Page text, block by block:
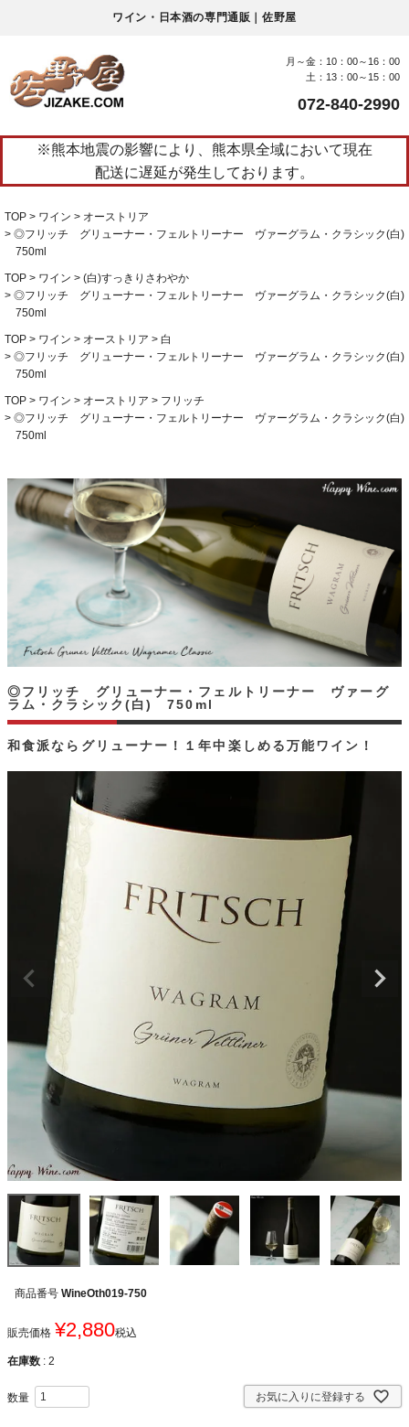
ワイン・日本酒の専門通販｜佐野屋
月～金：10：00～16：00
土：13：00～15：00
072-840-2990
※熊本地震の影響により、熊本県全域において現在
配送に遅延が発生しております。
TOP ワイン
オーストリア
◎フリッチ グリューナー・フェルトリーナー ヴァーグラム・クラシック(白)
750ml
TOP ワイン
(白)すっきりさわやか
◎フリッチ グリューナー・フェルトリーナー ヴァーグラム・クラシック(白)
750ml
TOP ワイン オーストリア
白
◎フリッチ グリューナー・フェルトリーナー ヴァーグラム・クラシック(白)
750ml
TOP ワイン オーストリア
フリッチ
◎フリッチ グリューナー・フェルトリーナー ヴァーグラム・クラシック(白)
750ml
和食派ならグリューナー！１年中楽しめる万能ワイン！
◎フリッチ グリューナー・フェルトリーナー ヴァーグ
ラム・クラシック(白) 750ml
商品番号 WineOth019-750
販売価格 ¥2,880税込
在庫数 2
お気に入りに登録する